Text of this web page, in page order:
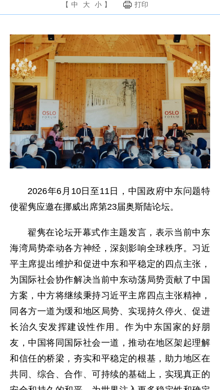
【 中 大 小 】 打印
2026年6月10日至11日，中国政府中东问题特
使翟隽应邀在挪威出席第23届奥斯陆论坛。
翟隽在论坛开幕式作主题发言，表示当前中东
海湾局势牵动各方神经，深刻影响全球秩序。习近
平主席提出维护和促进中东和平稳定的四点主张，
为国际社会协作解决当前中东动荡局势贡献了中国
方案，中方将继续秉持习近平主席四点主张精神，
同各方一道为缓和地区局势、实现持久停火、促进
长治久安发挥建设性作用。作为中东国家的好朋
友，中国将同国际社会一道，推动在地区架起理解
和信任的桥梁，夯实和平稳定的根基，助力地区在
共同、综合、合作、可持续的基础上，实现真正的